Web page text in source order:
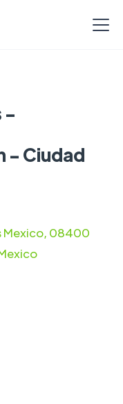
-
- Ciudad
Mexico, 08400